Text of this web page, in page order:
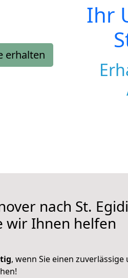
erhalten
Ihr
nach St.
wir Ihnen helfen
, wenn Sie einen zuverlässige